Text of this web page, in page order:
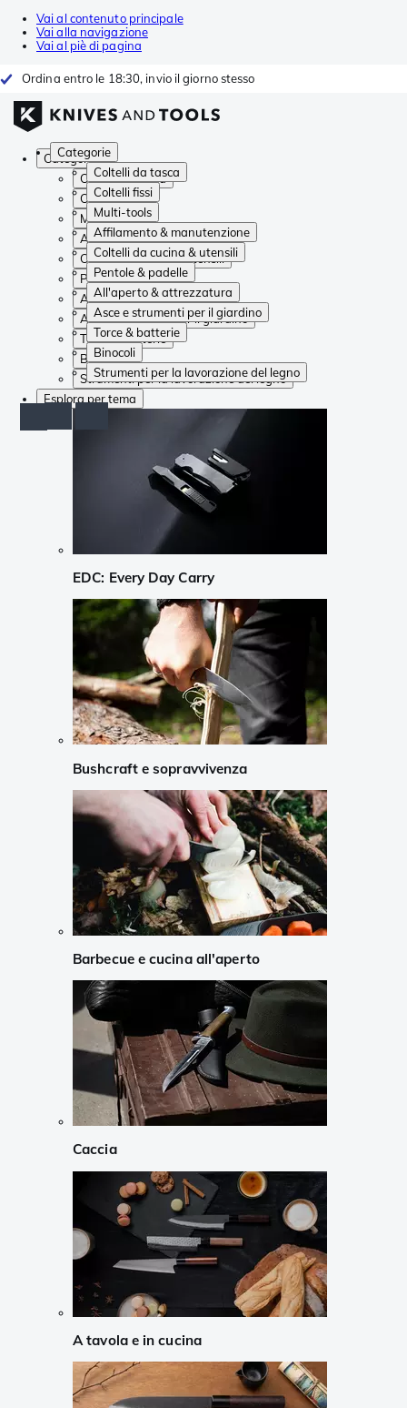
Vai al contenuto principale
Vai alla navigazione
Vai al piè di pagina
Ordina entro le 18:30, invio il giorno stesso
Categorie
Coltelli da tasca
Coltelli fissi
Multi-tools
Affilamento & manutenzione
Coltelli da cucina & utensili
Pentole & padelle
All'aperto & attrezzatura
Asce e strumenti per il giardino
Torce & batterie
Binocoli
Strumenti per la lavorazione del legno
Categorie
Coltelli da tasca
Coltelli fissi
Multi-tools
Affilamento & manutenzione
Coltelli da cucina & utensili
Pentole & padelle
All'aperto & attrezzatura
Asce e strumenti per il giardino
Torce & batterie
Binocoli
Strumenti per la lavorazione del legno
Esplora per tema
EDC: Every Day Carry
Bushcraft e sopravvivenza
Barbecue e cucina all'aperto
Caccia
A tavola e in cucina